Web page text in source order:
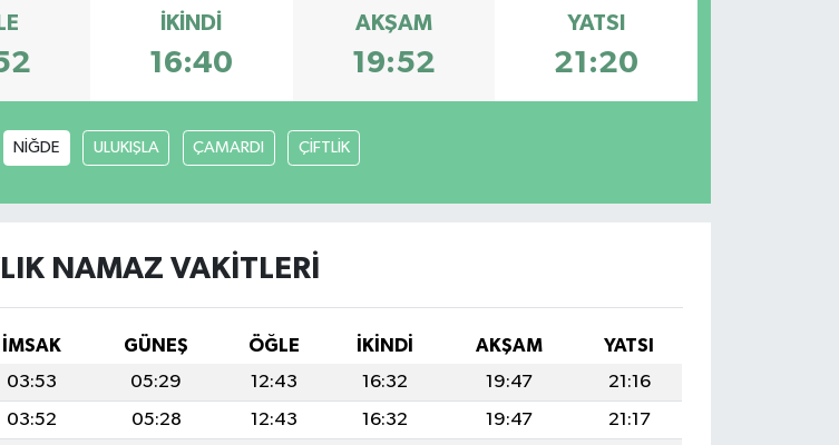
İKINDI
16:40
AKŞAM
19:52
YATSI
21:20
NİĞDE ULUKIŞLA ÇAMARDI ÇİFTLİK
NAMAZ VAKITLERI
İMSAK GÜNEŞ ÖĞLE İKINDI AKŞAM
YATSI
03:53 05:29 12:43 16:32 19:47
21:16
03:52 05:28 12:43 16:32 19:47
21:17